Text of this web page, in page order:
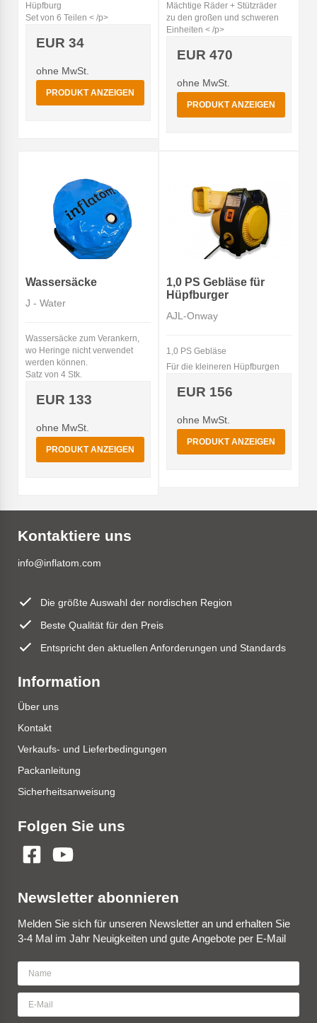
Hüpfburg
Set von 6 Teilen < /p>
EUR 34
ohne MwSt.
PRODUKT ANZEIGEN
Mächtige Räder + Stützräder
zu den großen und schweren
Einheiten < /p>
EUR 470
ohne MwSt.
PRODUKT ANZEIGEN
Wassersäcke
J - Water
Wassersäcke zum Verankern,
wo Heringe nicht verwendet
werden können.
Satz von 4 Stk.
EUR 133
ohne MwSt.
PRODUKT ANZEIGEN
1,0 PS Gebläse für
Hüpfburger
AJL-Onway
1,0 PS Gebläse
Für die kleineren Hüpfburgen
EUR 156
ohne MwSt.
PRODUKT ANZEIGEN
Kontaktiere uns
info@inflatom.com
Die größte Auswahl der nordischen Region
Beste Qualität für den Preis
Entspricht den aktuellen Anforderungen und Standards
Information
Über uns
Kontakt
Verkaufs- und Lieferbedingungen
Packanleitung
Sicherheitsanweisung
Folgen Sie uns
Newsletter abonnieren
Melden Sie sich für unseren Newsletter an und erhalten Sie
3-4 Mal im Jahr Neuigkeiten und gute Angebote per E-Mail